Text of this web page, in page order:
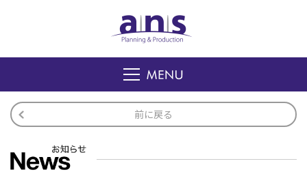
前に戻る